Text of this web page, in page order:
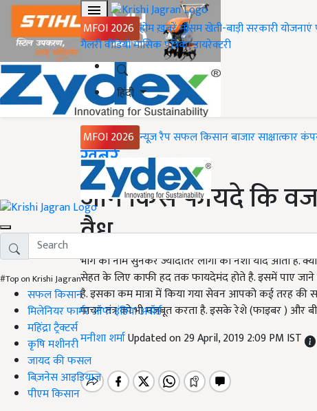
MFOI 2026 होमख़बरेंमौसमखेती-बाड़ीसरकारी योजनाएं
गैलरीवीडियोमासिक पत्रिकाडायरेक्टरी
हिंदी
MFOI 2026 न्यूज़ रैपसफल किसानबाजारसाक्षात्कार
#Top on Krishi Jagran
सफल किसान
मिलेनियर फार्मर ऑफ इंडिया अवॉर्ड
महिंद्रा ट्रैक्टर्स
कृषि मशीनरी
जायद की फसल
बिज़नेस आइडियाज
पीएम किसान
Home
ख़बरें
जाने किस फायदे कि
वैध
भांग का नाम सुनकर ज्यादातर लोगों को नशा याद आता है.
सेहत के लिए काफी हद तक फायदेमंद होते है. इसमें पाए
है. इसका कम मात्रा में किया गया सेवन आपको कई तरह की
पाचन तंत्र को भी मजबूत करता है. इसके रेशे (फाइबर ) और
मनीशा शर्माUpdated on 29 April, 2019 2:09 PM IST